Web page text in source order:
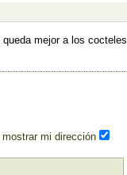
mejor a los cocteles
mostrar mi dirección